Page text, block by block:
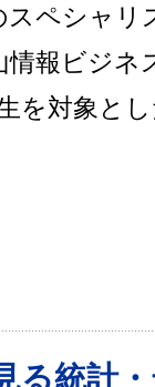
ペシャリ
情報ビジ
を対象と
る統計